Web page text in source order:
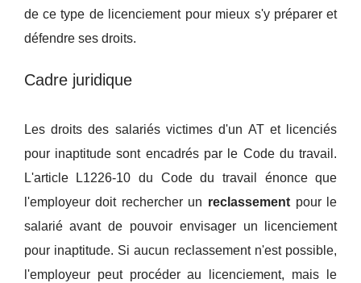
de ce type de licenciement pour mieux s'y préparer et
défendre ses droits.
Cadre juridique
Les droits des salariés victimes d'un AT et licenciés
pour inaptitude sont encadrés par le Code du travail.
L'article L1226-10 du Code du travail énonce que
l'employeur doit rechercher un reclassement pour le
salarié avant de pouvoir envisager un licenciement
pour inaptitude. Si aucun reclassement n'est possible,
l'employeur peut procéder au licenciement, mais le